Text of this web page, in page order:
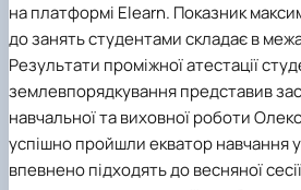
на платформі Elearn. Показник
до занять студентами складає в
Результати проміжної атестації
землевпорядкування представив
навчальної та виховної роботи
успішно пройшли екватор навчання
впевнено підходять до весняної